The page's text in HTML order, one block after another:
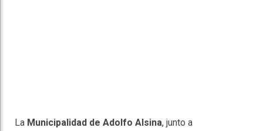
La Municipalidad de Adolfo Alsina, junto a